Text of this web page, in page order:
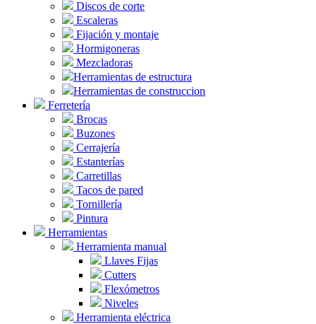
Discos de corte
Escaleras
Fijación y montaje
Hormigoneras
Mezcladoras
Herramientas de estructura
Herramientas de construccion
Ferretería
Brocas
Buzones
Cerrajería
Estanterías
Carretillas
Tacos de pared
Tornillería
Pintura
Herramientas
Herramienta manual
Llaves Fijas
Cutters
Flexómetros
Niveles
Herramienta eléctrica